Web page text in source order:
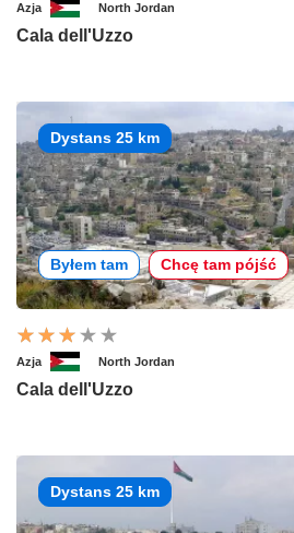
Azja North Jordan
Cala dell'Uzzo
Dystans 25 km
Byłem tam Chcę tam pójść
Azja North Jordan
Cala dell'Uzzo
Dystans 25 km